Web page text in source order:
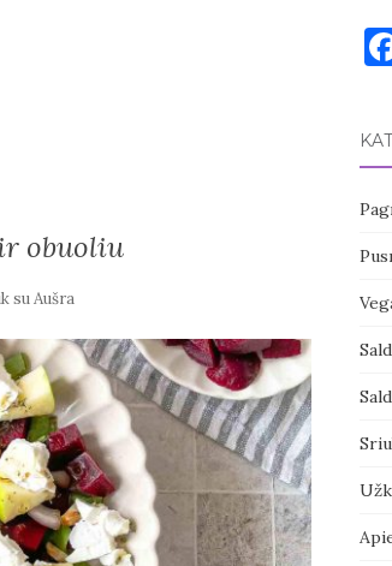
obuoliu
su Aušra